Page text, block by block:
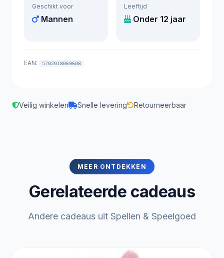
Geschikt voor
Mannen
Leeftijd
Onder 12 jaar
EAN: 5702018069608
Veilig winkelen Snelle levering Retourneerbaar
MEER ONTDEKKEN
Gerelateerde cadeaus
Andere cadeaus uit Spellen & Speelgoed